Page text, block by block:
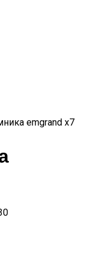
emgrand x7